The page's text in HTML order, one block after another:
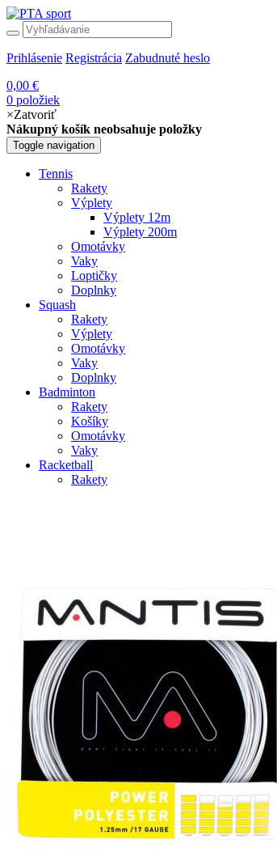
Prihlásenie Registrácia Zabudnuté heslo
0,00 €
0 položiek
×Zatvoriť
Nákupný košík neobsahuje položky
Toggle navigation
Tennis
Rakety
Výplety
Výplety 12m
Výplety 200m
Omotávky
Vaky
Loptičky
Doplnky
Squash
Rakety
Výplety
Omotávky
Vaky
Doplnky
Badminton
Rakety
Košíky
Omotávky
Vaky
Racketball
Rakety